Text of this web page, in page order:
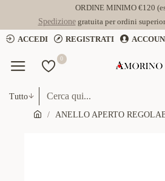
ORDINE MINIMO €120
Spedizionegratuita per ordini
ACCEDI
REGISTRATI
0
Tutto
ANELLO APERTO